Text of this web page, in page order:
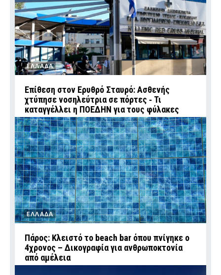
ΕΛΛΑΔΑ
Επίθεση στον Ερυθρό Σταυρό: Ασθενής
χτύπησε νοσηλεύτρια σε πόρτες ‑ Τι
καταγγέλλει η ΠΟΕΔΗΝ για τους φύλακες
ΕΛΛΑΔΑ
Πάρος: Κλειστό το beach bar όπου πνίγηκε ο
4χρονος – Δικογραφία για ανθρωποκτονία
από αμέλεια